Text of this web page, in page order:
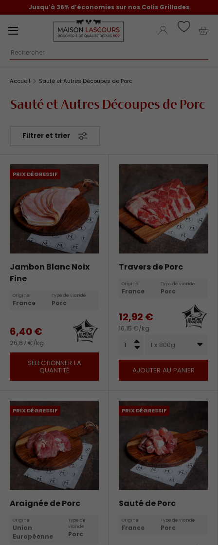
Aller au contenu
Jusqu’à 36% d’économies sur nos Colis Grillades
Recherche
Se connecter
Menu
Accueil Sauté et Autres Découpes de Porc
Sauté et Autres Découpes de Porc
Filtrer et trier
PRIX DÉGRESSIF
Jambon Blanc Noix
Fine
Origine
France
Type de viande
Porc
6,40 €
26,67 €/kg
SÉLECTIONNER LA
QUANTITÉ
Travers de Porc
Origine
France
Type de viande
Porc
12,92 €
16,15 €/kg
1 x 800g
-
+
AJOUTER AU PANIER
PRIX DÉGRESSIF
Araignée de Porc
Origine
Union
Européenne
Type de
viande
Porc
PRIX DÉGRESSIF
Sauté de Porc
Origine
France
Type de viande
Porc